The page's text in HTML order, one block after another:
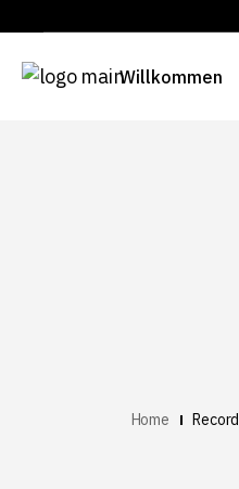
Willkommen
Home Record